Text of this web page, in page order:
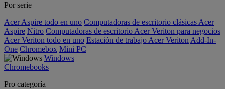
Por serie
Acer Aspire todo en uno Computadoras de escritorio clásicas Acer
Aspire Nitro Computadoras de escritorio Acer Veriton para negocios
Acer Veriton todo en uno Estación de trabajo Acer Veriton Add-In-
One Chromebox Mini PC
Windows
Chromebooks
Pro categoría